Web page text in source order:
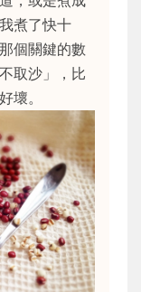
煮了快十
個關鍵的數
取沙」，比
壞。